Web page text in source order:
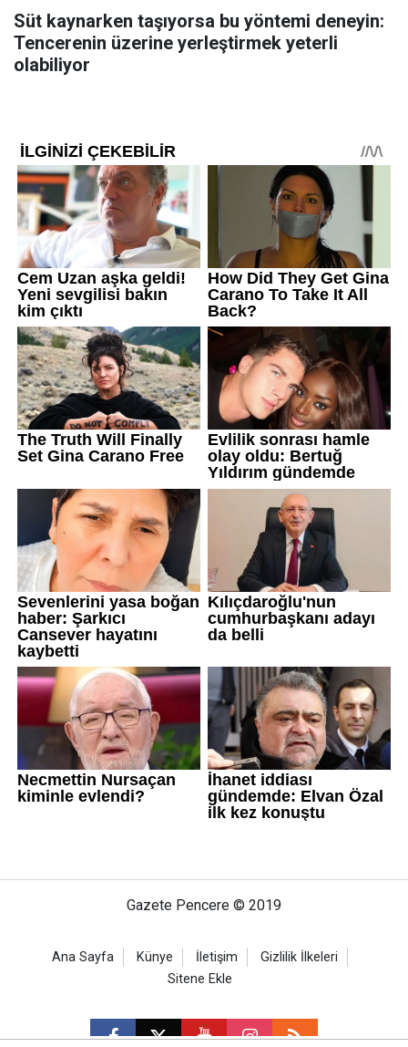
Süt kaynarken taşıyorsa bu yöntemi deneyin:
Tencerenin üzerine yerleştirmek yeterli
olabiliyor
Gazete Pencere © 2019
Ana Sayfa Künye İletişim
Gizlilik İlkeleri
Sitene Ekle